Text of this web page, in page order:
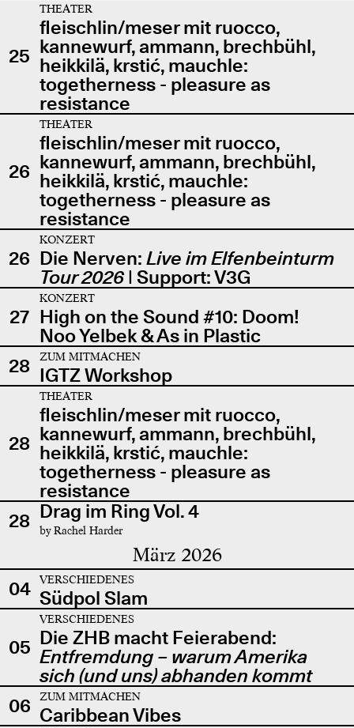
25
THEATER
fleischlin/meser mit ruocco,
kannewurf, ammann, brechbühl,
heikkilä, krstić, mauchle:
togetherness - pleasure as
resistance
26
THEATER
fleischlin/meser mit ruocco,
kannewurf, ammann, brechbühl,
heikkilä, krstić, mauchle:
togetherness - pleasure as
resistance
26
KONZERT
Die Nerven: Live im Elfenbeinturm
Tour 2026| Support: V3G
27
KONZERT
High on the Sound #10: Doom!
Noo Yelbek & As in Plastic
28
ZUM MITMACHEN
IGTZ Workshop
28
THEATER
fleischlin/meser mit ruocco,
kannewurf, ammann, brechbühl,
heikkilä, krstić, mauchle:
togetherness - pleasure as
resistance
28 Drag im Ring Vol. 4
by Rachel Harder
März 2026
04 VERSCHIEDENES
Südpol Slam
05
VERSCHIEDENES
Die ZHB macht Feierabend:
Entfremdung – warum Amerika
sich (und uns) abhanden kommt
06
ZUM MITMACHEN
Caribbean Vibes